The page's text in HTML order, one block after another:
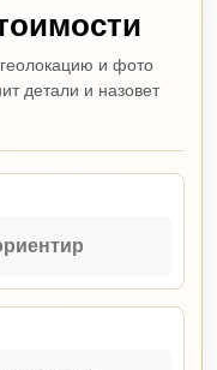
и фото
детали и назовет